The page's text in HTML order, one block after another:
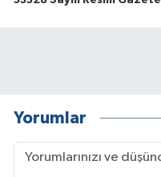
Yorumlar